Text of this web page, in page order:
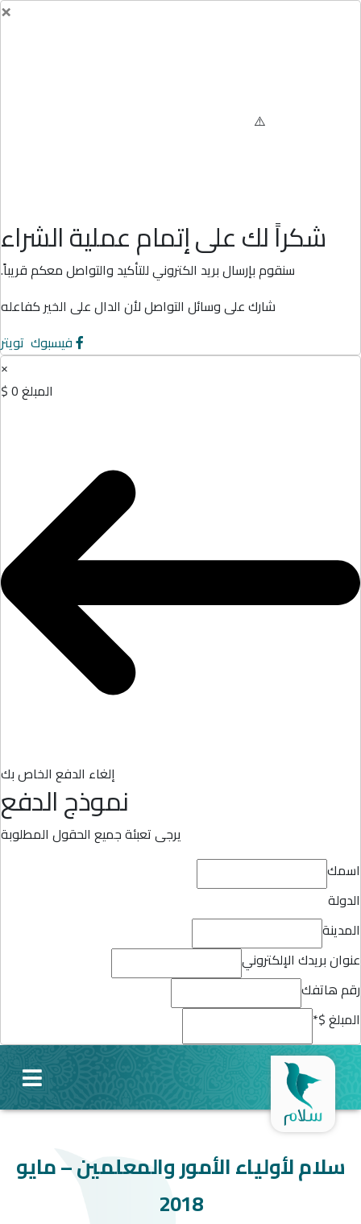
×
شكراً لك على إتمام عملية الشراء
سنقوم بإرسال بريد الكتروني للتأكيد والتواصل معكم قريباً.
شارك على وسائل التواصل لأن الدال على الخير كفاعله
فيسبوك تويتر
×
المبلغ0 $
إلغاء الدفع الخاص بك
نموذج الدفع
يرجى تعبئة جميع الحقول المطلوبة
اسمك
الدولة
المدينة
عنوان بريدك الإلكتروني
رقم هاتفك
المبلغ $*
سلام لأولياء الأمور والمعلمين – مايو
2018